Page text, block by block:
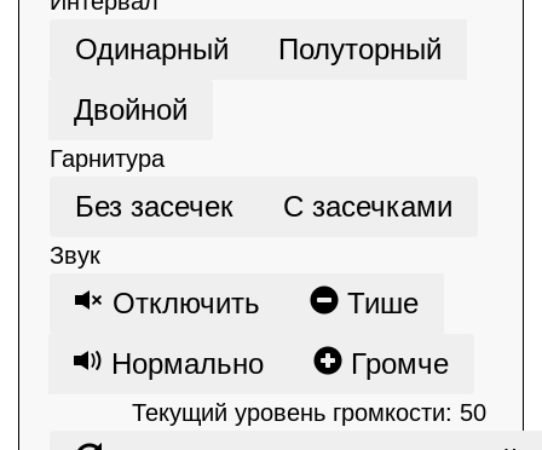
Одинарный
Полуторный
Двойной
Гарнитура
Без засечек С засечками
Звук
Отключить
Тише
Нормально
Громче
Текущий уровень громкости: 50